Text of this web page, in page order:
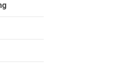
Sie durchsuchen?
"Sportangebote"
wählen.